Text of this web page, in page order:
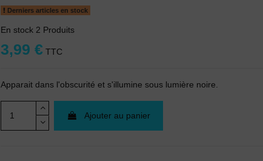
Derniers articles en stock
En stock 2 Produits
3,99 € TTC
Apparait dans l'obscurité et s'illumine sous lumière noire.
Ajouter au panier